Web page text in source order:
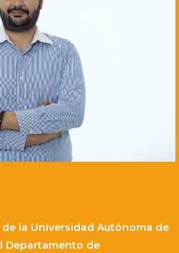
la Universidad Autónoma de
Departamento de